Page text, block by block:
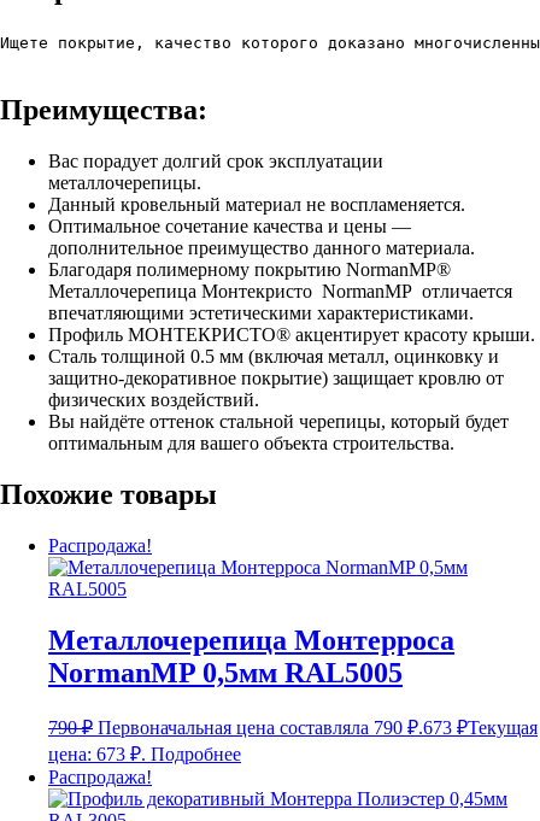
Ищете покрытие, качество которого доказано
Преимущества:
Вас порадует долгий срок эксплуатации
металлочерепицы.
Данный кровельный материал не воспламеняется.
Оптимальное сочетание качества и цены —
дополнительное преимущество данного материала.
Благодаря полимерному покрытию NormanMP®
Металлочерепица Монтекристо NormanMP отличается
впечатляющими эстетическими характеристиками.
Профиль МОНТЕКРИСТО® акцентирует красоту крыши.
Сталь толщиной 0.5 мм (включая металл, оцинковку и
защитно-декоративное покрытие) защищает кровлю от
физических воздействий.
Вы найдёте оттенок стальной черепицы, который будет
оптимальным для вашего объекта строительства.
Похожие товары
Распродажа!
Металлочерепица Монтерроса
NormanMP 0,5мм RAL5005
790₽ Первоначальная цена составляла 790 ₽.673 ₽Текущая
цена: 673 ₽. Подробнее
Распродажа!